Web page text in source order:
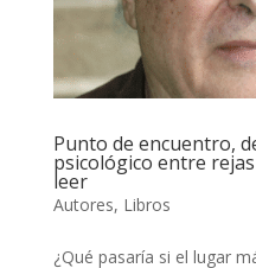
Punto de encuentro,
psicológico entre
leer
Autores, Libros
¿Qué pasaría si el lugar